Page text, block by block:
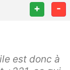
+ -
est donc à